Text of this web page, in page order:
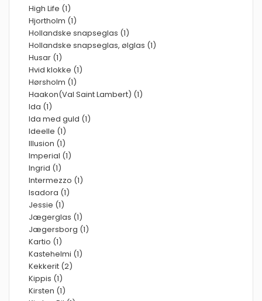
High Life (1)
Hjortholm (1)
Hollandske snapseglas (1)
Hollandske snapseglas, ølglas (1)
Husar (1)
Hvid klokke (1)
Hørsholm (1)
Haakon(Val Saint Lambert) (1)
Ida (1)
Ida med guld (1)
Ideelle (1)
Illusion (1)
Imperial (1)
Ingrid (1)
Intermezzo (1)
Isadora (1)
Jessie (1)
Jægerglas (1)
Jægersborg (1)
Kartio (1)
Kastehelmi (1)
Kekkerit (2)
Kippis (1)
Kirsten (1)